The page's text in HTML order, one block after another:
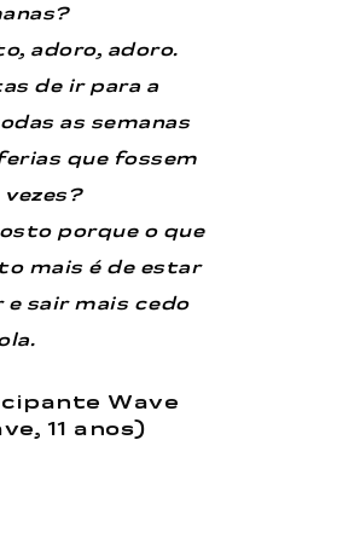
adoro, adoro.
de ir para a
as semanas
que fossem
vezes?
porque o que
mais é de estar
e sair mais cedo
Wave
11 anos)